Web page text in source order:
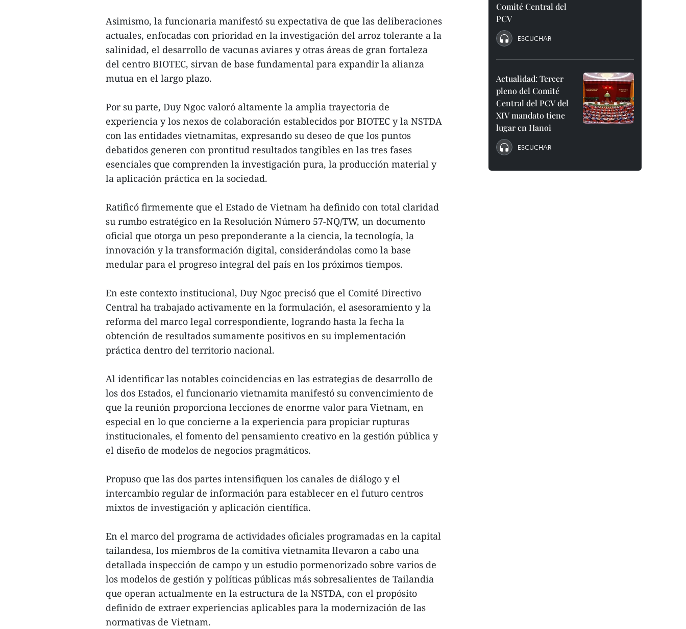
Asimismo, la funcionaria manifestó su expectativa de que las deliberaciones
actuales, enfocadas con prioridad en la investigación del arroz tolerante a la
salinidad, el desarrollo de vacunas aviares y otras áreas de gran fortaleza
del centro BIOTEC, sirvan de base fundamental para expandir la alianza
mutua en el largo plazo.
Por su parte, Duy Ngoc valoró altamente la amplia trayectoria de
experiencia y los nexos de colaboración establecidos por BIOTEC y la NSTDA
con las entidades vietnamitas, expresando su deseo de que los puntos
debatidos generen con prontitud resultados tangibles en las tres fases
esenciales que comprenden la investigación pura, la producción material y
la aplicación práctica en la sociedad.
Ratificó firmemente que el Estado de Vietnam ha definido con total claridad
su rumbo estratégico en la Resolución Número 57-NQ/TW, un documento
oficial que otorga un peso preponderante a la ciencia, la tecnología, la
innovación y la transformación digital, considerándolas como la base
medular para el progreso integral del país en los próximos tiempos.
En este contexto institucional, Duy Ngoc precisó que el Comité Directivo
Central ha trabajado activamente en la formulación, el asesoramiento y la
reforma del marco legal correspondiente, logrando hasta la fecha la
obtención de resultados sumamente positivos en su implementación
práctica dentro del territorio nacional.
Al identificar las notables coincidencias en las estrategias de desarrollo de
los dos Estados, el funcionario vietnamita manifestó su convencimiento de
que la reunión proporciona lecciones de enorme valor para Vietnam, en
especial en lo que concierne a la experiencia para propiciar rupturas
institucionales, el fomento del pensamiento creativo en la gestión pública y
el diseño de modelos de negocios pragmáticos.
Propuso que las dos partes intensifiquen los canales de diálogo y el
intercambio regular de información para establecer en el futuro centros
mixtos de investigación y aplicación científica.
En el marco del programa de actividades oficiales programadas en la capital
tailandesa, los miembros de la comitiva vietnamita llevaron a cabo una
detallada inspección de campo y un estudio pormenorizado sobre varios de
los modelos de gestión y políticas públicas más sobresalientes de Tailandia
que operan actualmente en la estructura de la NSTDA, con el propósito
definido de extraer experiencias aplicables para la modernización de las
normativas de Vietnam.
Comité Central del
PCV
ESCUCHAR
Actualidad: Tercer
pleno del Comité
Central del PCV del
XIV mandato tiene
lugar en Hanoi
ESCUCHAR